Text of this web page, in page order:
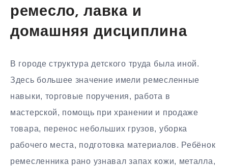
ремесло, лавка и
домашняя дисциплина
В городе структура детского труда была иной.
Здесь большее значение имели ремесленные
навыки, торговые поручения, работа в
мастерской, помощь при хранении и продаже
товара, перенос небольших грузов, уборка
рабочего места, подготовка материалов. Ребёнок
ремесленника рано узнавал запах кожи, металла,